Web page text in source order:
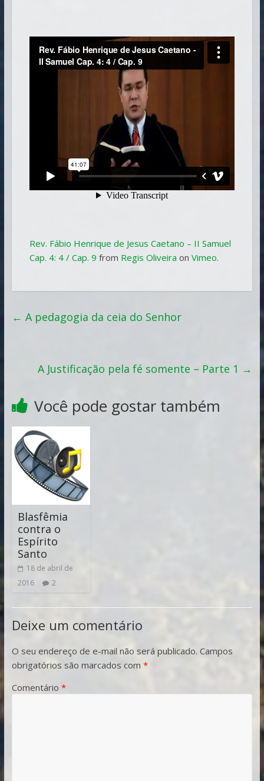
Rev. Fábio Henrique de Jesus Caetano – II Samuel
Cap. 4: 4 / Cap. 9 from Regis Oliveira on Vimeo.
← A pedagogia da ceia do Senhor
A Justificação pela fé somente – Parte 1 →
Você pode gostar também
Blasfêmia
contra o
Espírito
Santo
18 de abril de
2016
2
Deixe um comentário
O seu endereço de e-mail não será publicado. Campos
obrigatórios são marcados com *
Comentário *